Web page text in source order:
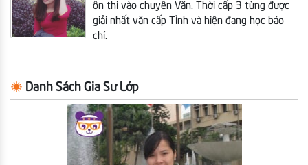
ôn thi vào chuyên Văn. Thời cấp 3 từng được
giải nhất văn cấp Tỉnh và hiện đang học báo
chí.
Danh Sách Gia Sư Lớp